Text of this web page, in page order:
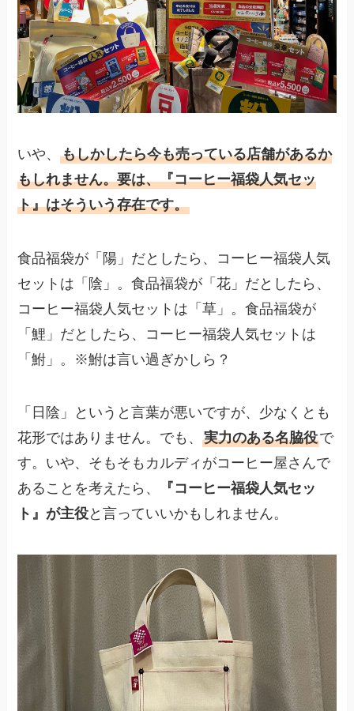
いや、もしかしたら今も売っている店舗があるか
もしれません。要は、『コーヒー福袋人気セッ
ト』はそういう存在です。
食品福袋が「陽」だとしたら、コーヒー福袋人気
セットは「陰」。食品福袋が「花」だとしたら、
コーヒー福袋人気セットは「草」。食品福袋が
「鯉」だとしたら、コーヒー福袋人気セットは
「鮒」。※鮒は言い過ぎかしら？
「日陰」というと言葉が悪いですが、少なくとも
花形ではありません。でも、実力のある名脇役で
す。いや、そもそもカルディがコーヒー屋さんで
あることを考えたら、
『コーヒー福袋人気セッ
ト』が主役と言っていいかもしれません。